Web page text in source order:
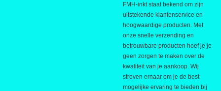
FMH-inkt staat bekend om zijn
uitstekende klantenservice en
hoogwaardige producten. Met
onze snelle verzending en
betrouwbare producten hoef je je
geen zorgen te maken over de
kwaliteit van je aankoop. Wij
streven ernaar om je de best
mogelijke ervaring te bieden bij